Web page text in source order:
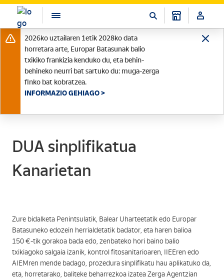
2026ko uztailaren 1etik 2028ko data
horretara arte, Europar Batasunak balio
txikiko frankizia kenduko du, eta behin-
behineko neurri bat sartuko du: muga-zerga
finko bat kobratzea.
INFORMAZIO GEHIAGO >
DUA sinplifikatua
Kanarietan
Zure bidalketa Penintsulatik, Balear Uharteetatik edo Europar
Batasuneko edozein herrialdetatik badator, eta haren balioa
150 €-tik gorakoa bada edo, zenbateko hori baino balio
txikiagoko salgaia izanik, kontrol fitosanitarioaren, IIEEren edo
AIEMren mende badago, prozedura sinplifikatu hau aplikatuko da,
eta, horretarako, baliteke beharrezkoa izatea Zerga Agentzian